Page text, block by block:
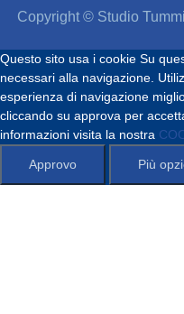
Copyright © Studio
Questo sito usa i cookie Su
necessari alla navigazione.
esperienza di navigazione
cliccando su approva per
informazioni visita la nostra
Approvo Più